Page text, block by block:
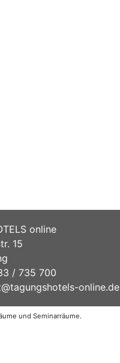
online
15
/ 735 700
online.de
und Seminarräume.